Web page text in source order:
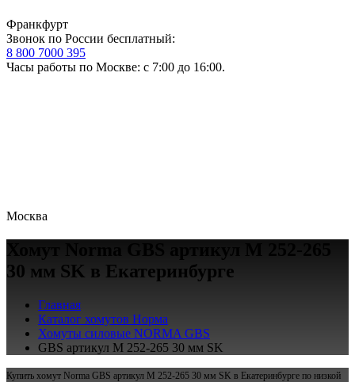
Франкфурт
Звонок по России бесплатный:
8 800 7000 395
Часы работы по Москве: с 7:00 до 16:00.
Москва
30 мм SK в Екатеринбурге
Главная
Каталог хомутов Норма
Хомуты силовые NORMA GBS
GBS артикул M 252-265 30 мм SK
Купить хомут Norma GBS артикул M 252-265 30 мм SK в Екатеринбурге по низкой